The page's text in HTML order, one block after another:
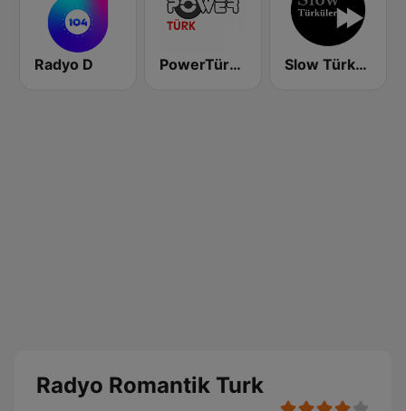
Radyo D PowerTürk Efsane Slow Türküler
Radyo Romantik Turk